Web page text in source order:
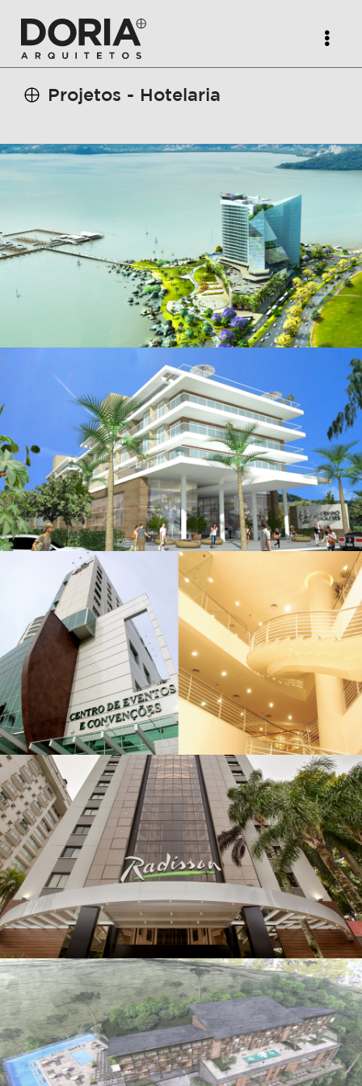
Projetos - Hotelaria
Ponta do Coral
Centrinho Ingleses
Bourbon Joinville
Radisson POA